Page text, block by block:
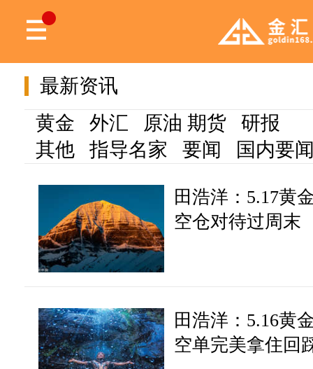
最新资讯
黄金
外汇 原油 期货
研报
其他
指导名家 要闻 国内要
田浩洋：5.17黄
空仓对待过周末
田浩洋：5.16黄
空单完美拿住回